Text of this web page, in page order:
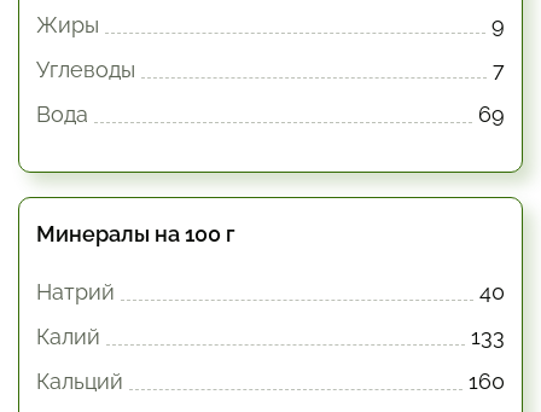
Жиры
9
Углеводы
7
Вода
69
Минералы на 100 г
Натрий
40
Калий
133
Кальций
160